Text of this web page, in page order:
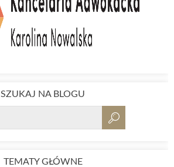
SZUKAJ NA BLOGU
TEMATY GŁÓWNE